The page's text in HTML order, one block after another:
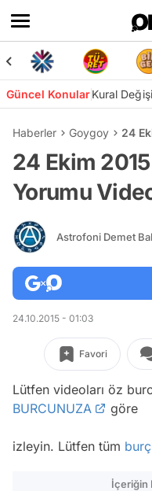
Güncel KonularKural
Haberler Goygoy 24
24 Ekim
Yorumu
Astrofoni Demet
24.10.2015 - 01:03
Favori
Lütfen videoları öz
BURCUNUZA
göre
izleyin. Lütfen tüm
İçeriğin